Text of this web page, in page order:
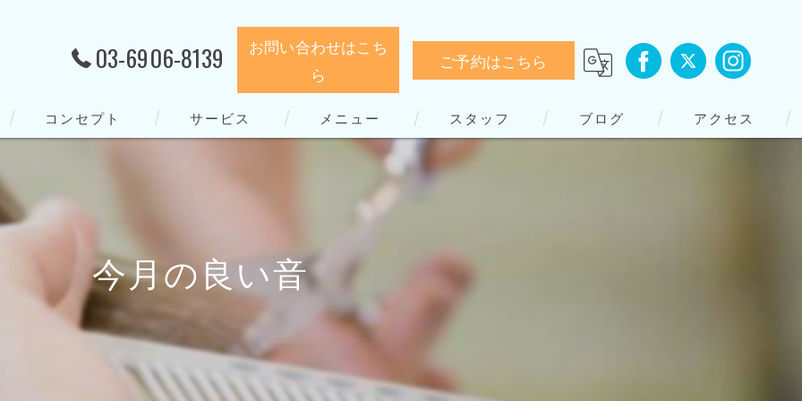
03-6906-8139
お問い合わせはこち
ら
ご予約はこちら
コンセプト サービス メニュー スタッフ ブログ アクセス
今月の良い音